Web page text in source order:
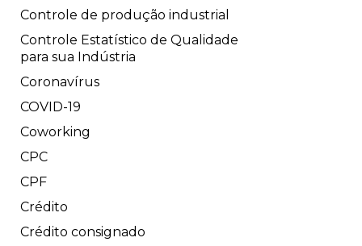
Controle de produção industrial
Controle Estatístico de Qualidade
para sua Indústria
Coronavírus
COVID-19
Coworking
CPC
CPF
Crédito
Crédito consignado